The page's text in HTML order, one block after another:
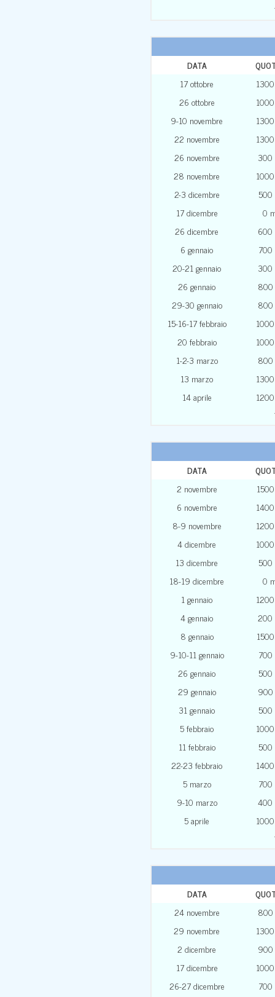
DATA
17 ottobre
26 ottobre
9-10 novembre
22 novembre
26 novembre
300
28 novembre
2-3 dicembre
500
17 dicembre
0
26 dicembre
600
6 gennaio
700
20-21 gennaio
300
26 gennaio
29-30 gennaio
15-16-17 febbraio
20 febbraio
1-2-3 marzo
13 marzo
14 aprile
DATA
2 novembre
6 novembre
8-9 novembre
4 dicembre
13 dicembre
500
18-19 dicembre
0
1 gennaio
4 gennaio
200
8 gennaio
9-10-11 gennaio
700
26 gennaio
500
29 gennaio
31 gennaio
500
5 febbraio
11 febbraio
500
22-23 febbraio
5 marzo
700
9-10 marzo
400
5 aprile
DATA
24 novembre
29 novembre
2 dicembre
17 dicembre
26-27 dicembre
700